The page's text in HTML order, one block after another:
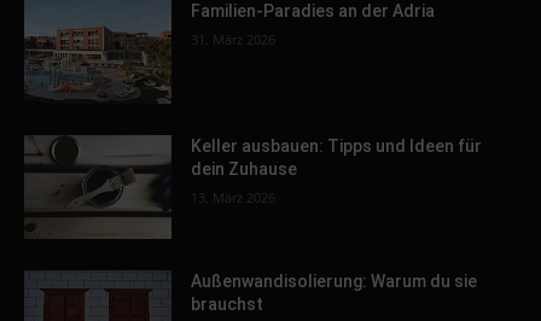
Familien-Paradies an der Adria
31. März 2026
Keller ausbauen: Tipps und Ideen für
dein Zuhause
13. März 2026
Außenwandisolierung: Warum du sie
brauchst